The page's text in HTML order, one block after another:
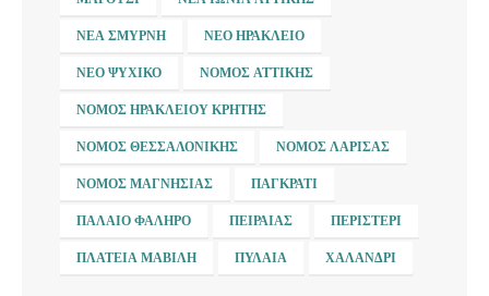
ΝΈΑ ΣΜΎΡΝΗ ΝΈΟ ΗΡΆΚΛΕΙΟ
ΝΈΟ ΨΥΧΙΚΌ ΝΟΜΌΣ ΑΤΤΙΚΉΣ
ΝΟΜΌΣ ΗΡΑΚΛΕΊΟΥ ΚΡΉΤΗΣ
ΝΟΜΌΣ ΘΕΣΣΑΛΟΝΊΚΗΣ ΝΟΜΌΣ ΛΆΡΙΣΑΣ
ΝΟΜΌΣ ΜΑΓΝΗΣΊΑΣ ΠΑΓΚΡΆΤΙ
ΠΑΛΑΙΌ ΦΆΛΗΡΟ ΠΕΙΡΑΙΆΣ ΠΕΡΙΣΤΈΡΙ
ΠΛΑΤΕΊΑ ΜΑΒΊΛΗ ΠΥΛΑΊΑ ΧΑΛΆΝΔΡΙ